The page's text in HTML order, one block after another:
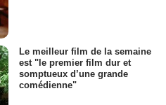
Le meilleur film de la semaine
est "le premier film dur et
somptueux d’une grande
comédienne"